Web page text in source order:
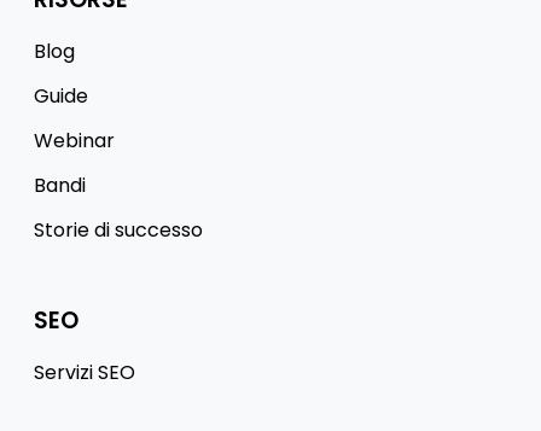
Blog
Guide
Webinar
Bandi
Storie di successo
SEO
Servizi SEO